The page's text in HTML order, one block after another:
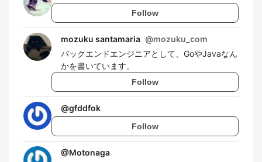
Follow
mozuku santamaria @mozuku_com
バックエンドエンジニアとして、GoやJavaなん
かを書いています。
Follow
@gfddfok
Follow
@Motonaga